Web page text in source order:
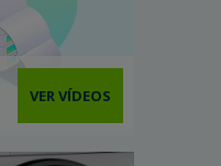
VER VÍDEOS